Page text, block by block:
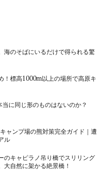
海のそばにいるだけで得られる驚
！標高1000m以上の場所で高原キ
に同じ形のものはないのか？
ャンプ場の熊対策完全ガイド｜遭
ル
のキャピラノ吊り橋でスリリング
大自然に架かる絶景橋！